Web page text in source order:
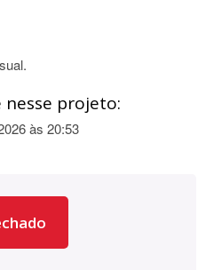
projeto:
às 20:53